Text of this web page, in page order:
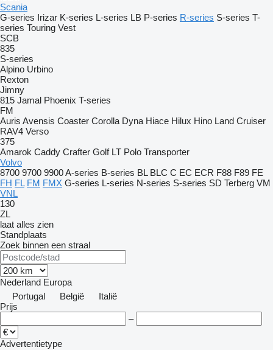
Scania
G-series Irizar K-series L-series LB P-series R-series S-series T-
series Touring Vest
SCB
835
S-series
Alpino Urbino
Rexton
Jimny
815 Jamal Phoenix T-series
FM
Auris Avensis Coaster Corolla Dyna Hiace Hilux Hino Land Cruiser
RAV4 Verso
375
Amarok Caddy Crafter Golf LT Polo Transporter
Volvo
8700 9700 9900A-series B-series BL BLC C EC ECR F88 F89 FE
FH FL FM FMX G-series L-series N-series S-series SD Terberg VM
VNL
130
ZL
laat alles zien
Standplaats
Zoek binnen een straal
Nederland Europa
Portugal
België
Italië
Prijs
–
Advertentietype